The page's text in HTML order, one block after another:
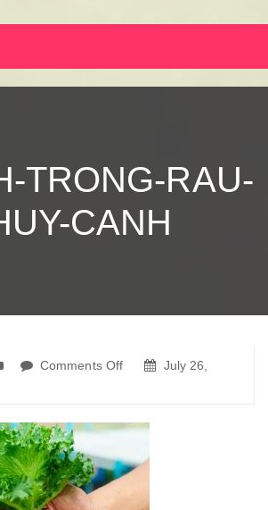
TRONG-RAU-
CANH
Comments Off
trong-
thuy-
July 26,